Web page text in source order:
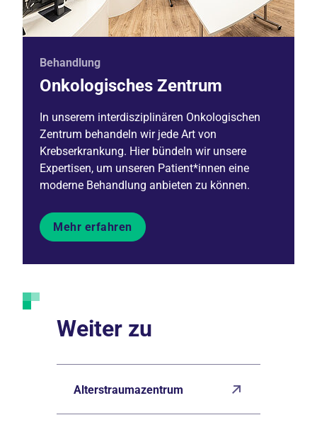
Behandlung
Onkologisches Zentrum
In unserem interdisziplinären Onkologischen
Zentrum behandeln wir jede Art von
Krebserkrankung. Hier bündeln wir unsere
Expertisen, um unseren Patient*innen eine
moderne Behandlung anbieten zu können.
Mehr erfahren
Weiter zu
Alterstraumazentrum